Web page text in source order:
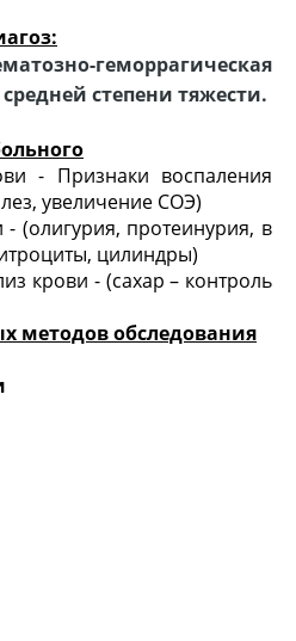
геморрагическая
степени тяжести.
- Признаки воспаления
увеличение СОЭ)
(олигурия, протеинурия, в
цилиндры)
крови - (сахар – контроль
методов обследования